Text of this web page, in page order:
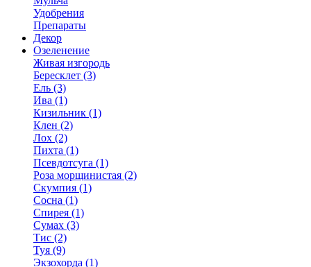
Удобрения
Препараты
Декор
Озеленение
Живая изгородь
Бересклет (3)
Ель (3)
Ива (1)
Кизильник (1)
Клен (2)
Лох (2)
Пихта (1)
Псевдотсуга (1)
Роза морщинистая (2)
Скумпия (1)
Сосна (1)
Спирея (1)
Сумах (3)
Тис (2)
Туя (9)
Экзохорда (1)